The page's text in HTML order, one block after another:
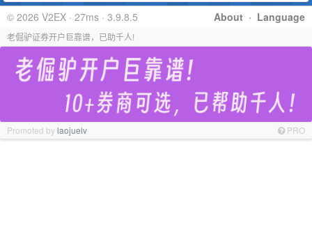
About · Language
© 2026 V2EX · 27ms · 3.9.8.5
老倔驴证券开户巨靠谱，已助千人!
Promoted bylaojuelv PRO